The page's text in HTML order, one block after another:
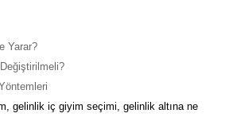
Yarar?
Değiştirilmeli?
gelinlik iç giyim seçimi, gelinlik altına ne